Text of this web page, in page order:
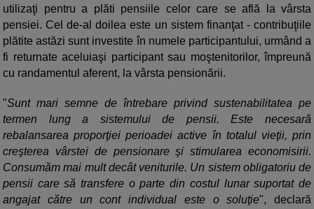
utilizaţi pentru a plăti pensiile celor care se află la vârsta
pensiei. Cel de-al doilea este un sistem finanţat - contribuţiile
plătite astăzi sunt investite în numele participantului, urmând a
fi returnate aceluiaşi participant sau moştenitorilor, împreună
cu randamentul aferent, la vârsta pensionării.
"Sunt mari semne de întrebare privind sustenabilitatea pe
termen lung a sistemului de pensii. Este necesară
rebalansarea proporţiei perioadei active în totalul vieţii, prin
creşterea vârstei de pensionare şi stimularea economisirii.
Consumăm mai mult decât veniturile. Un sistem obligatoriu de
pensii care să transfere o parte din costul lunar suportat de
angajat către un cont individual este o soluţie", declară